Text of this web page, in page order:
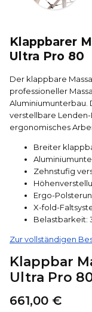
Klappbarer
Ultra Pro 80
Der klappbare
professioneller
Aluminiumunterbau.
verstellbare
ergonomisches
Breiter
Zehnstufig
Ergo-
X-fold-
Belastbarkeit:
Zur vollständigen
Klappbar
Ultra Pro
Preis
661,00 €